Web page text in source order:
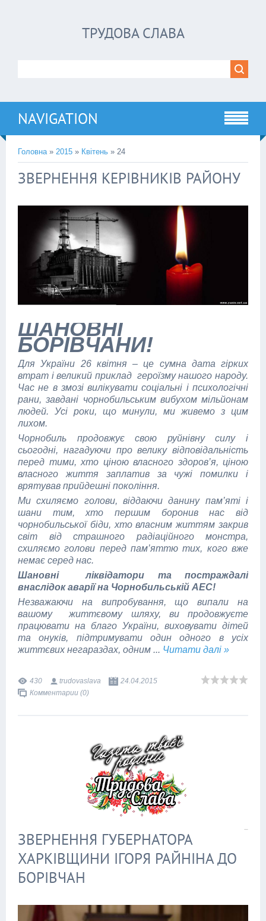
ТРУДОВА СЛАВА
NAVIGATION
Головна» 2015 » Квітень » 24
ЗВЕРНЕННЯ КЕРІВНИКІВ РАЙОНУ
ШАНОВНІ
БОРІВЧАНИ!
Для України 26 квітня – це сумна дата гірких
втрат і великий приклад героїзму нашого народу.
Час не в змозі вилікувати соціальні і психологічні
рани, завдані чорнобильським вибухом мільйонам
людей. Усі роки, що минули, ми живемо з цим
лихом.
Чорнобиль продовжує свою руйнівну силу і
сьогодні, нагадуючи про велику відповідальність
перед тими, хто ціною власного здоров’я, ціною
власного життя заплатив за чужі помилки і
врятував прийдешні покоління.
Ми схиляємо голови, віддаючи данину пам’яті і
шани тим, хто першим боронив нас від
чорнобильської біди, хто власним життям закрив
світ від страшного радіаційного монстра,
схиляємо голови перед пам’яттю тих, кого вже
немає серед нас.
Шановні ліквідатори та постраждалі
внаслідок аварії на Чорнобильській АЕС!
Незважаючи на випробування, що випали на
вашому життєвому шляху, ви продовжуєте
працювати на благо України, виховувати дітей
та онуків, підтримувати один одного в усіх
життєвих негараздах, одним ... Читати далі »
430 trudovaslava
24.04.2015
Комментарии (0)
ЗВЕРНЕННЯ ГУБЕРНАТОРА
ХАРКІВЩИНИ ІГОРЯ РАЙНІНА ДО
БОРІВЧАН